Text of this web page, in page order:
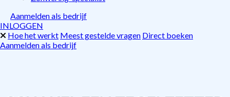
Aanmelden als bedrijf
INLOGGEN
Hoe het werkt Meest gestelde vragen Direct boeken
Aanmelden als bedrijf